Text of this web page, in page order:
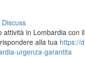
Discuss
in Lombardia con
alla tua https://
urgenza-garantita